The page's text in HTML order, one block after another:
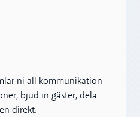
ni all kommunikation
bjud in gäster, dela
direkt.